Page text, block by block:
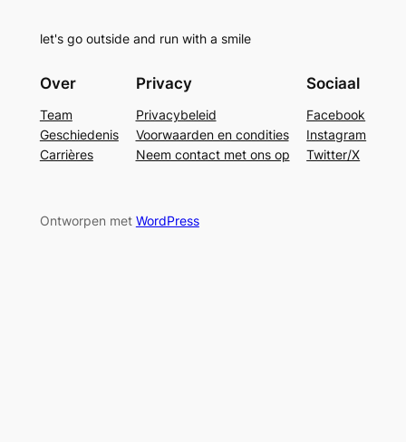
let's go outside and run with a smile
Over
Team
Geschiedenis
Carrières
Privacy
Privacybeleid
Voorwaarden en condities
Neem contact met ons op
Sociaal
Facebook
Instagram
Twitter/X
Ontworpen met WordPress